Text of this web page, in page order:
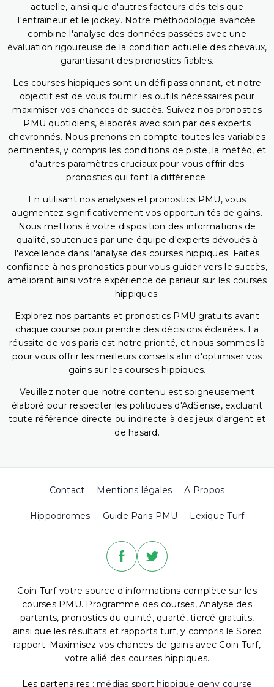
actuelle, ainsi que d'autres facteurs clés tels que
l'entraîneur et le jockey. Notre méthodologie avancée
combine l'analyse des données passées avec une
évaluation rigoureuse de la condition actuelle des chevaux,
garantissant des pronostics fiables.
Les courses hippiques sont un défi passionnant, et notre
objectif est de vous fournir les outils nécessaires pour
maximiser vos chances de succès. Suivez nos pronostics
PMU quotidiens, élaborés avec soin par des experts
chevronnés. Nous prenons en compte toutes les variables
pertinentes, y compris les conditions de piste, la météo, et
d'autres paramètres cruciaux pour vous offrir des
pronostics qui font la différence.
En utilisant nos analyses et pronostics PMU, vous
augmentez significativement vos opportunités de gains.
Nous mettons à votre disposition des informations de
qualité, soutenues par une équipe d'experts dévoués à
l'excellence dans l'analyse des courses hippiques. Faites
confiance à nos pronostics pour vous guider vers le succès,
améliorant ainsi votre expérience de parieur sur les courses
hippiques.
Explorez nos partants et pronostics PMU gratuits avant
chaque course pour prendre des décisions éclairées. La
réussite de vos paris est notre priorité, et nous sommes là
pour vous offrir les meilleurs conseils afin d'optimiser vos
gains sur les courses hippiques.
Veuillez noter que notre contenu est soigneusement
élaboré pour respecter les politiques d'AdSense, excluant
toute référence directe ou indirecte à des jeux d'argent et
de hasard.
Contact Mentions légales A Propos
Hippodromes Guide Paris PMU Lexique Turf
Coin Turf votre source d'informations complète sur les
courses PMU. Programme des courses, Analyse des
partants, pronostics du quinté, quarté, tiercé gratuits,
ainsi que les résultats et rapports turf, y compris le Sorec
rapport. Maximisez vos chances de gains avec Coin Turf,
votre allié des courses hippiques.
Les partenaires : médias sport hippique geny course